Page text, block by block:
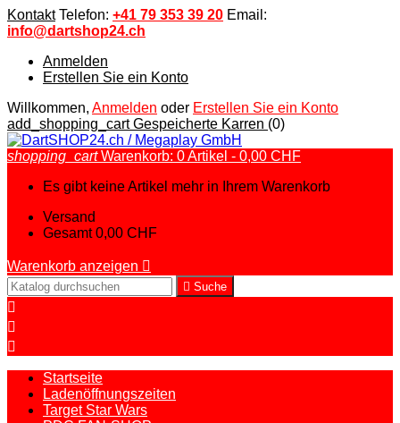
Kontakt Telefon: +41 79 353 39 20 Email:
info@dartshop24.ch
Anmelden
Erstellen Sie ein Konto
Willkommen, Anmelden oder Erstellen Sie ein Konto
add_shopping_cartGespeicherte Karren (0)
shopping_cart Warenkorb: 0Artikel - 0,00 CHF
Es gibt keine Artikel mehr in Ihrem Warenkorb
Versand
Gesamt 0,00 CHF
Warenkorb anzeigen 
 Suche



Startseite
Ladenöffnungszeiten
Target Star Wars